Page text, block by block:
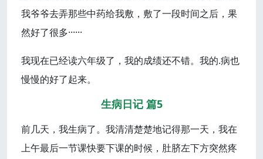
我爷爷去弄那些中药给我敷，敷了一段时间之后，果
然好了很多······
我现在已经读六年级了，我的成绩还不错。我的.病也
慢慢的好了起来。
生病日记 篇5
前几天，我生病了。我清清楚楚地记得那一天，我在
上午最后一节课快要下课的时候，肚脐左下方突然疼